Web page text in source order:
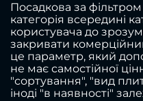
Посадкова за
категорія всередині
користувача до
закривати
це параметр, який
не має самостійної
"сортування", "вид
іноді "в наявності"